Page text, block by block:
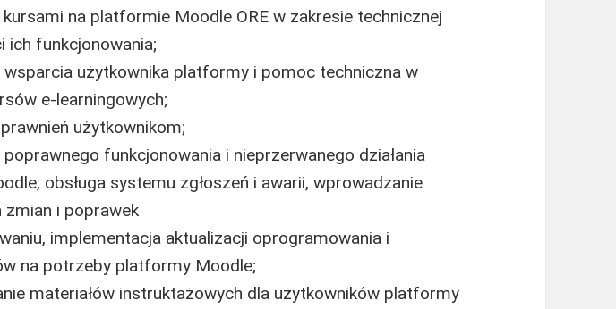
na platformie Moodle ORE w zakresie technicznej
ich funkcjonowania;
wsparcia użytkownika platformy i pomoc techniczna w
e-learningowych;
użytkownikom;
poprawnego funkcjonowania i nieprzerwanego działania
obsługa systemu zgłoszeń i awarii, wprowadzanie
zmian i poprawek
implementacja aktualizacji oprogramowania i
na potrzeby platformy Moodle;
materiałów instruktażowych dla użytkowników platformy